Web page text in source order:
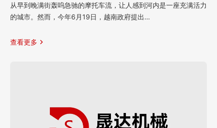
从早到晚满街轰呜急驰的摩托车流，让人感到河内是一座充满活力
的城市。然而，今年6月19日，越南政府提出…
查看更多